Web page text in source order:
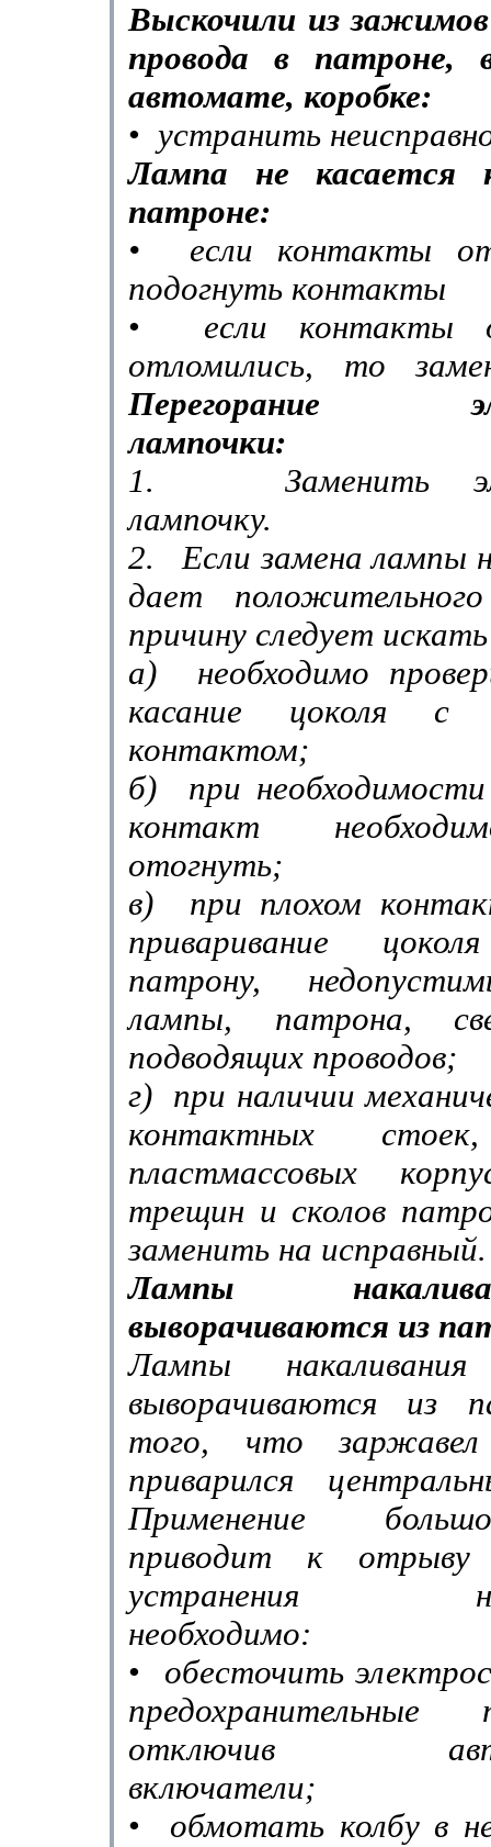
Выскочили из зажимов
провода в патроне,
автомате, коробке:
• устранить
Лампа не касается
патроне:
•
если контакты
подогнуть контакты
•
если контакты
отломились, то
Перегорание
лампочки:
1.
Заменить
лампочку.
2.
Если замена лампы
дает
причину следует
а)
необходимо
касание цоколя с
контактом;
б)
при
контакт
отогнуть;
в)
при плохом
приваривание
патрону,
лампы, патрона,
подводящих проводов;
г) при наличии
контактных
пластмассовых
трещин и сколов
заменить на исправный.
Лампы
выворачиваются из
Лампы
выворачиваются из
того, что
приварился
Применение
приводит к отрыву
устранения
необходимо:
•
обесточить
отключив
включатели;
•
обмотать колбу в